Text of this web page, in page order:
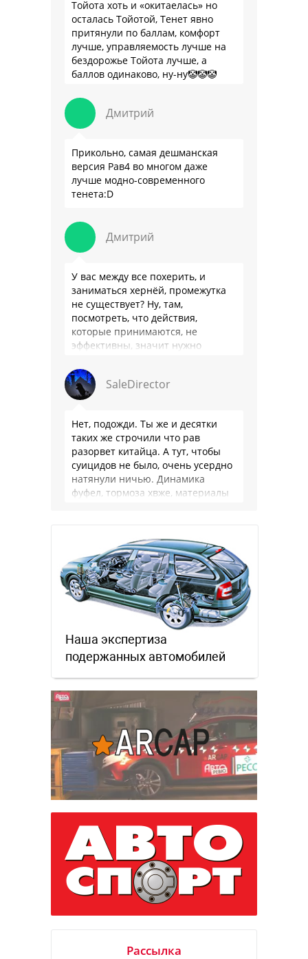
Тойота хоть и «окитаелась» но
осталась Тойотой, Тенет явно
притянули по баллам, комфорт
лучше, управляемость лучше на
бездорожье Тойота лучше, а
баллов одинаково, ну-ну🤡🤡🤡
Дмитрий
Прикольно, самая дешманская
версия Рав4 во многом даже
лучше модно-современного
тенета:D
Дмитрий
У вас между все похерить, и
заниматься хернёй, промежутка
не существует? Ну, там,
посмотреть, что действия,
которые принимаются, не
эффективны, значит нужно
Или только две крайности? Хватит
…
SaleDirector
Нет, подожди. Ты же и десятки
таких же строчили что рав
разорвет китайца. А тут, чтобы
суицидов не было, очень усердно
натянули ничью. Динамика
фуфел, тормоза хвже, материалы
Наша экспертиза
подержанных автомобилей
Рассылка